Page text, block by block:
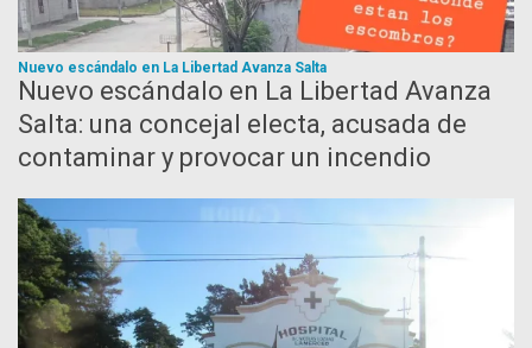
Nuevo escándalo en La Libertad Avanza Salta
Nuevo escándalo en La Libertad Avanza
Salta: una concejal electa, acusada de
contaminar y provocar un incendio